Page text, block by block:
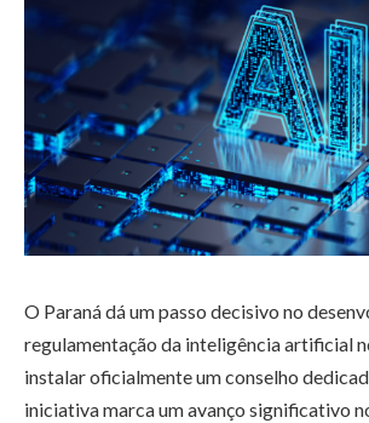
O Paraná dá um passo decisivo no
regulamentação da inteligência artificial
instalar oficialmente um conselho
iniciativa marca um avanço significativo